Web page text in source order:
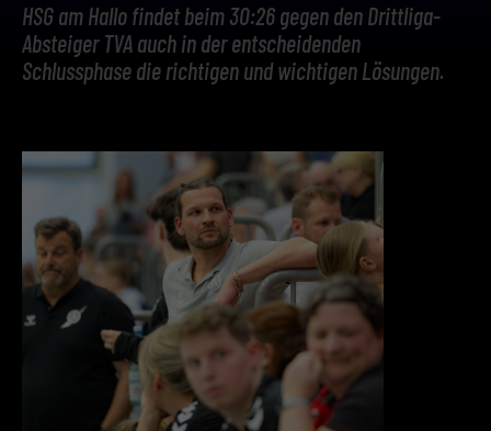
HSG am Hallo findet beim 30:26 gegen den Drittliga-
Absteiger TVA auch in der entscheidenden
Schlussphase die richtigen und wichtigen Lösungen.